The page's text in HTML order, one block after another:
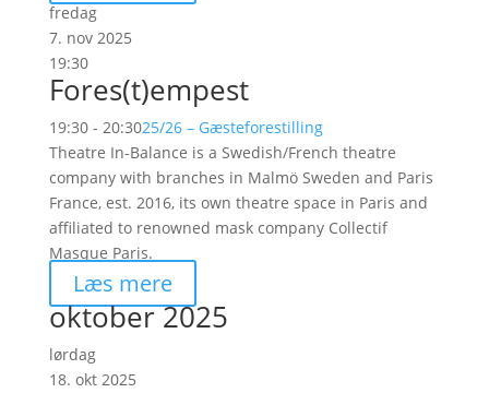
fredag
7. nov 2025
19:30
Fores(t)empest
19:30 - 20:3025/26 – Gæsteforestilling
Theatre In-Balance is a Swedish/French theatre
company with branches in Malmö Sweden and Paris
France, est. 2016, its own theatre space in Paris and
affiliated to renowned mask company Collectif
Masque Paris.
Læs mere
oktober 2025
lørdag
18. okt 2025